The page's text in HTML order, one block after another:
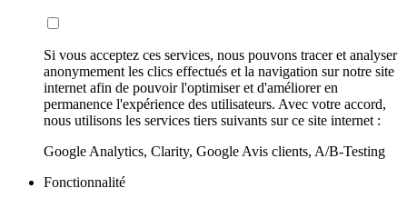
Si vous acceptez ces services, nous pouvons tracer et analyser
anonymement les clics effectués et la navigation sur notre site
internet afin de pouvoir l'optimiser et d'améliorer en
permanence l'expérience des utilisateurs. Avec votre accord,
nous utilisons les services tiers suivants sur ce site internet :
Google Analytics, Clarity, Google Avis clients, A/B-Testing
Fonctionnalité